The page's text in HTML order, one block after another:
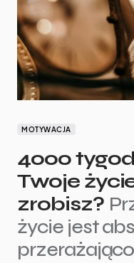
MOTYWACJA
4000
Twoje
zrobisz?
życie jest